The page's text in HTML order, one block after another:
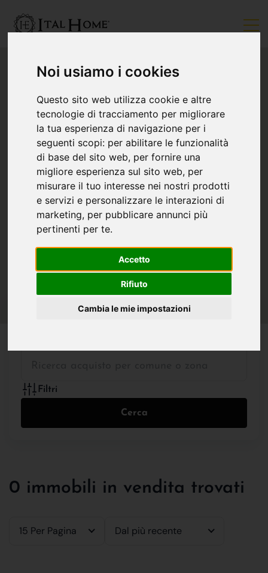
Noi usiamo i cookies
Questo sito web utilizza cookie e altre
tecnologie di tracciamento per migliorare
la tua esperienza di navigazione per i
seguenti scopi: per abilitare le funzionalità
di base del sito web, per fornire una
migliore esperienza sul sito web, per
misurare il tuo interesse nei nostri prodotti
e servizi e personalizzare le interazioni di
marketing, per pubblicare annunci più
pertinenti per te.
Accetto
Rifiuto
Cambia le mie impostazioni
Filtri
Cerca
0 immobili in vendita trovati
15 Per Pagina Dal più recente